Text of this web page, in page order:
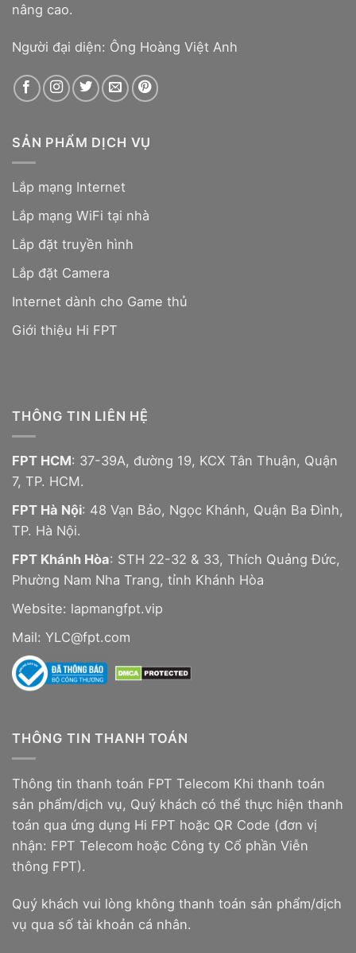
nâng cao.
Người đại diện: Ông Hoàng Việt Anh
SẢN PHẨM DỊCH VỤ
Lắp mạng Internet
Lắp mạng WiFi tại nhà
Lắp đặt truyền hình
Lắp đặt Camera
Internet dành cho Game thủ
Giới thiệu Hi FPT
THÔNG TIN LIÊN HỆ
FPT HCM: 37-39A, đường 19, KCX Tân Thuận, Quận
7, TP. HCM.
FPT Hà Nội: 48 Vạn Bảo, Ngọc Khánh, Quận Ba Đình,
TP. Hà Nội.
FPT Khánh Hòa: STH 22-32 & 33, Thích Quảng Đức,
Phường Nam Nha Trang, tỉnh Khánh Hòa
Website: lapmangfpt.vip
Mail: YLC@fpt.com
THÔNG TIN THANH TOÁN
Thông tin thanh toán FPT Telecom Khi thanh toán
sản phẩm/dịch vụ, Quý khách có thể thực hiện thanh
toán qua ứng dụng Hi FPT hoặc QR Code (đơn vị
nhận: FPT Telecom hoặc Công ty Cổ phần Viễn
thông FPT).
Quý khách vui lòng không thanh toán sản phẩm/dịch
vụ qua số tài khoản cá nhân.